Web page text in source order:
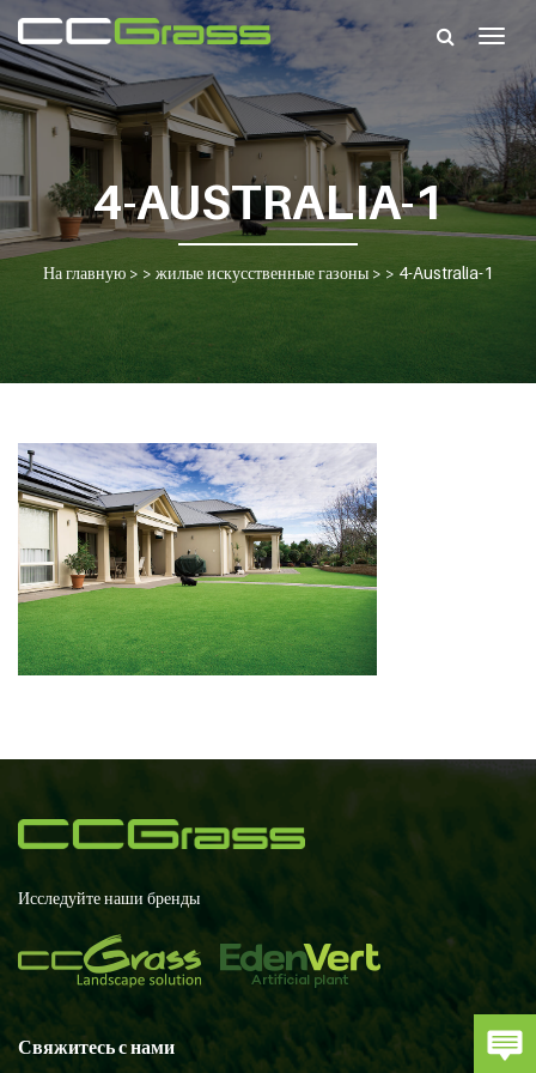
4-AUSTRALIA-1
На главную > > жилые искусственные газоны > > 4-Australia-1
Исследуйте наши бренды
Свяжитесь с нами